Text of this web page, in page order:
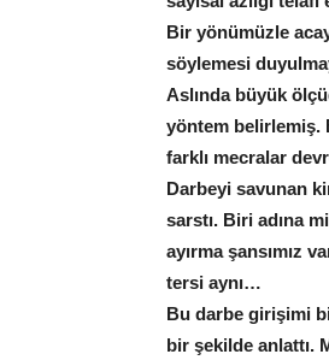
Bir yönümüzle
söylemesi
Aslında büyük
yöntem belirlemiş.
farklı mecralar
Darbeyi savunan
sarstı. Biri adına
ayırma şansımız
tersi aynı…
Bu darbe girişimi
bir şekilde anlattı.